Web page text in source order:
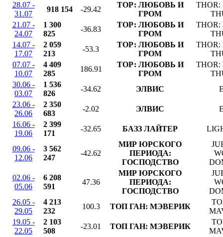
28.07 -
31.07
918 154 -29.42
ТОР: ЛЮБОВЬ И
ГРОМ
THOR:
21.07 -
24.07
1 300
825
-36.83
ТОР: ЛЮБОВЬ И
ГРОМ
THOR:
14.07 -
17.07
2 059
213
-53.3
ТОР: ЛЮБОВЬ И
ГРОМ
THOR:
07.07 -
10.07
4 409
285
186.91
ТОР: ЛЮБОВЬ И
ГРОМ
THOR:
30.06 -
03.07
1 536
826
-34.62 ЭЛВИС
23.06 -
26.06
2 350
683
-2.02 ЭЛВИС
16.06 -
19.06
2 399
171
-32.65 БАЗЗ ЛАЙТЕР
09.06 -
12.06
3 562
247
-42.62
МИР ЮРСКОГО
ПЕРИОДА:
ГОСПОДСТВО
02.06 -
05.06
6 208
591
47.36
МИР ЮРСКОГО
ПЕРИОДА:
ГОСПОДСТВО
26.05 -
29.05
4 213
232
100.3 ТОП ГАН: МЭВЕРИК
19.05 -
22.05
2 103
508
-23.01 ТОП ГАН: МЭВЕРИК